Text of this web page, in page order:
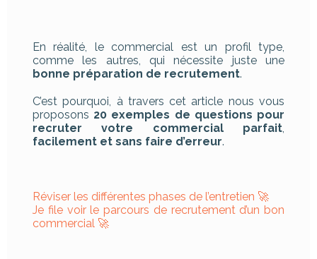
En réalité, le commercial est un profil type,
comme les autres, qui nécessite juste une
bonne préparation de recrutement.
C’est pourquoi, à travers cet article nous vous
proposons 20 exemples de questions pour
recruter votre commercial parfait,
facilement et sans faire d’erreur.
Réviser les différentes phases de l’entretien 🚀
Je file voir le parcours de recrutement d’un bon
commercial 🚀